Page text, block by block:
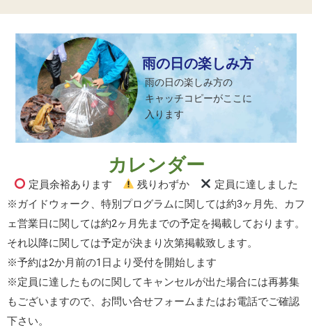
雨の日の楽しみ方
雨の日の楽しみ方の
キャッチコピーがここに
入ります
カレンダー
定員余裕あります 残りわずか
定員に達しました
※ガイドウォーク、特別プログラムに関しては約3ヶ月先、カフ
ェ営業日に関しては約2ヶ月先までの予定を掲載しております。
それ以降に関しては予定が決まり次第掲載致します。
※予約は2か月前の1日より受付を開始します
※定員に達したものに関してキャンセルが出た場合には再募集
もございますので、お問い合せフォームまたはお電話でご確認
下さい。